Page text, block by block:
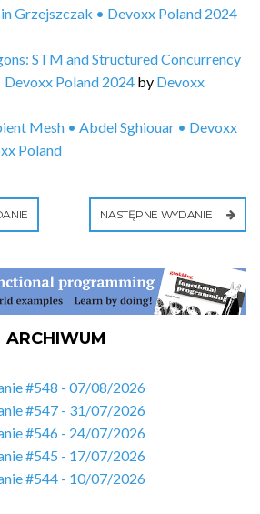
Grzejszczak • Devoxx Poland 2024
STM and Structured Concurrency
Poland 2024 by Devoxx
Mesh • Abdel Sghiouar • Devoxx
Poland
NASTĘPNE WYDANIE
ARCHIWUM
#548 - 07/08/2026
#547 - 31/07/2026
#546 - 24/07/2026
#545 - 17/07/2026
#544 - 10/07/2026